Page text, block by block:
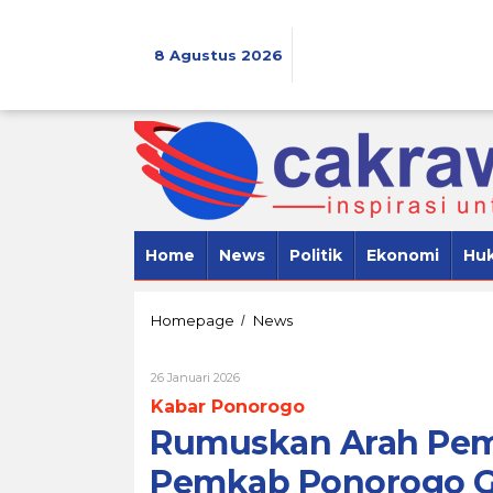
8 Agustus 2026
Home News Politik Ekonomi
Homepage / NewsRumuskan
Pemkab
Ponorogo
Gelar
Forum
26 Januari 2026Oleh
7
Kabar Ponorogo
Rumuskan Arah
Pemkab Ponorogo